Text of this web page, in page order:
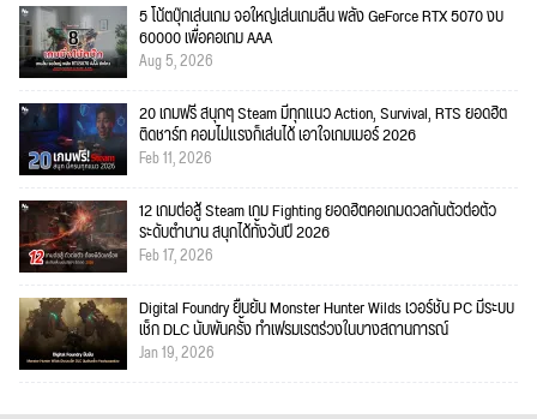
5 โน้ตบุ๊กเล่นเกม จอใหญ่เล่นเกมลื่น พลัง GeForce RTX 5070 งบ
60000 เพื่อคอเกม AAA
Aug 5, 2026
20 เกมฟรี สนุกๆ Steam มีทุกแนว Action, Survival, RTS ยอดฮิต
ติดชาร์ท คอมไม่แรงก็เล่นได้ เอาใจเกมเมอร์ 2026
Feb 11, 2026
12 เกมต่อสู้ Steam เกม Fighting ยอดฮิตคอเกมดวลกันตัวต่อตัว
ระดับตำนาน สนุกได้ทั้งวันปี 2026
Feb 17, 2026
Digital Foundry ยืนยัน Monster Hunter Wilds เวอร์ชัน PC มีระบบ
เช็ก DLC นับพันครั้ง ทำเฟรมเรตร่วงในบางสถานการณ์
Jan 19, 2026